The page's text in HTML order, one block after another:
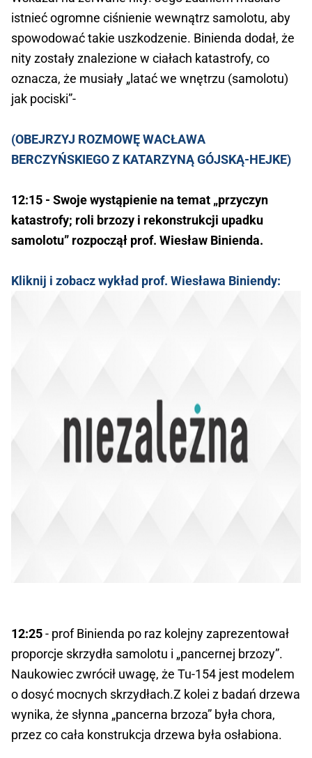
istnieć ogromne ciśnienie wewnątrz samolotu, aby
spowodować takie uszkodzenie. Binienda dodał, że
nity zostały znalezione w ciałach katastrofy, co
oznacza, że musiały „latać we wnętrzu (samolotu)
jak pociski”-
(OBEJRZYJ ROZMOWĘ WACŁAWA
BERCZYŃSKIEGO Z KATARZYNĄ GÓJSKĄ-HEJKE)
12:15 - Swoje wystąpienie na temat „przyczyn
katastrofy; roli brzozy i rekonstrukcji upadku
samolotu” rozpoczął prof. Wiesław Binienda.
Kliknij i zobacz wykład prof. Wiesława Biniendy:
12:25- prof Binienda po raz kolejny zaprezentował
proporcje skrzydła samolotu i „pancernej brzozy”.
Naukowiec zwrócił uwagę, że Tu-154 jest modelem
o dosyć mocnych skrzydłach.Z kolei z badań drzewa
wynika, że słynna „pancerna brzoza” była chora,
przez co cała konstrukcja drzewa była osłabiona.